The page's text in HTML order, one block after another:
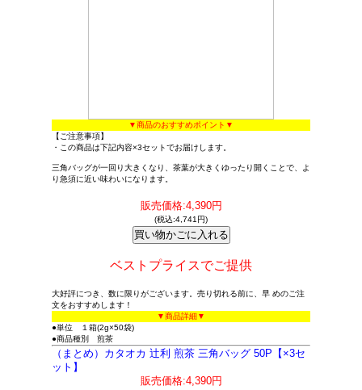
▼商品のおすすめポイント▼
【ご注意事項】
・この商品は下記内容×3セットでお届けします。
三角バッグが一回り大きくなり、茶葉が大きくゆったり開くことで、よ
り急須に近い味わいになります。
販売価格:4,390円
(税込:4,741円)
ベストプライスでご提供
大好評につき、数に限りがございます。売り切れる前に、早 めのご注
文をおすすめします！
▼商品詳細▼
●単位 １箱(2g×50袋)
●商品種別 煎茶
（まとめ）カタオカ 辻利 煎茶 三角バッグ 50P【×3セ
ット】
販売価格:4,390円